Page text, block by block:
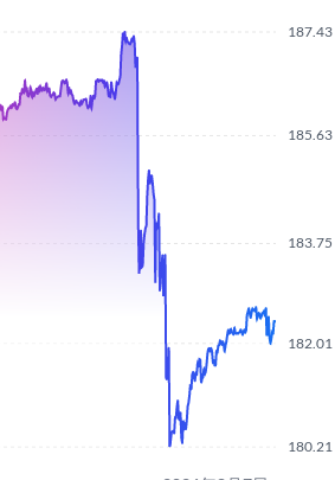
180.21
182.01
183.75
185.63
187.43